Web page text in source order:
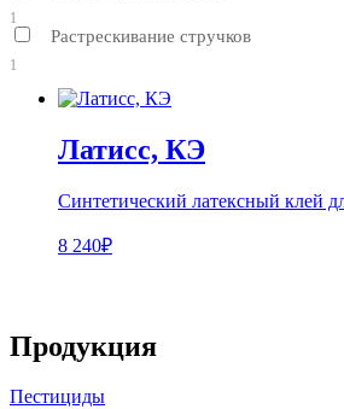
1
Растрескивание стручков
1
Латисс, КЭ
Синтетический латексный клей
8 240₽
Продукция
Пестициды